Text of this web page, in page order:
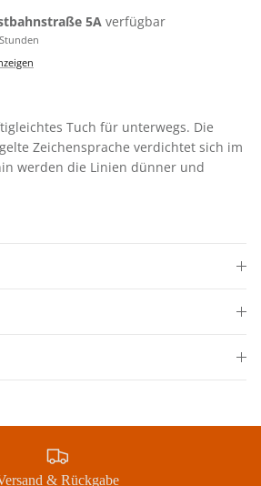
5A verfügbar
Tuch für unterwegs. Die
Zeichensprache verdichtet sich im
werden die Linien dünner und
& Rückgabe
abonnieren und exklusive Angebote
erhalten